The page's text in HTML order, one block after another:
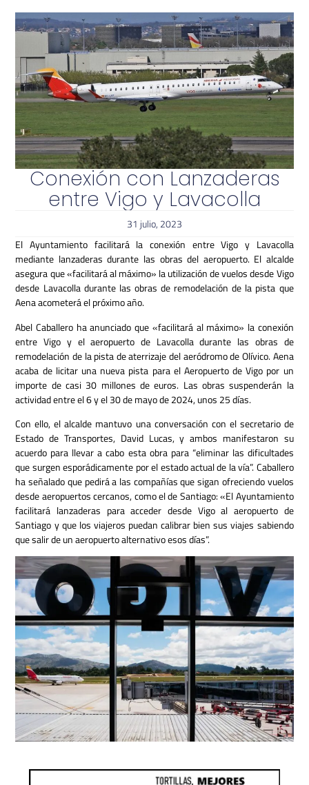
Conexión con Lanzaderas
entre Vigo y Lavacolla
31 julio, 2023
El Ayuntamiento facilitará la conexión entre Vigo y Lavacolla
mediante lanzaderas durante las obras del aeropuerto. El alcalde
asegura que «facilitará al máximo» la utilización de vuelos desde Vigo
desde Lavacolla durante las obras de remodelación de la pista que
Aena acometerá el próximo año.
Abel Caballero ha anunciado que «facilitará al máximo» la conexión
entre Vigo y el aeropuerto de Lavacolla durante las obras de
remodelación de la pista de aterrizaje del aeródromo de Olívico.Aena
acaba de licitar una nueva pista para el Aeropuerto de Vigo por un
importe de casi 30 millones de euros. Las obras suspenderán la
actividad entre el 6 y el 30 de mayo de 2024, unos 25 días.
Con ello, el alcalde mantuvo una conversación con el secretario de
Estado de Transportes, David Lucas, y ambos manifestaron su
acuerdo para llevar a cabo esta obra para “eliminar las dificultades
que surgen esporádicamente por el estado actual de la vía”.Caballero
ha señalado que pedirá a las compañías que sigan ofreciendo vuelos
desde aeropuertos cercanos, como el de Santiago: «El Ayuntamiento
facilitará lanzaderas para acceder desde Vigo al aeropuerto de
Santiago y que los viajeros puedan calibrar bien sus viajes sabiendo
que salir de un aeropuerto alternativo esos días”.